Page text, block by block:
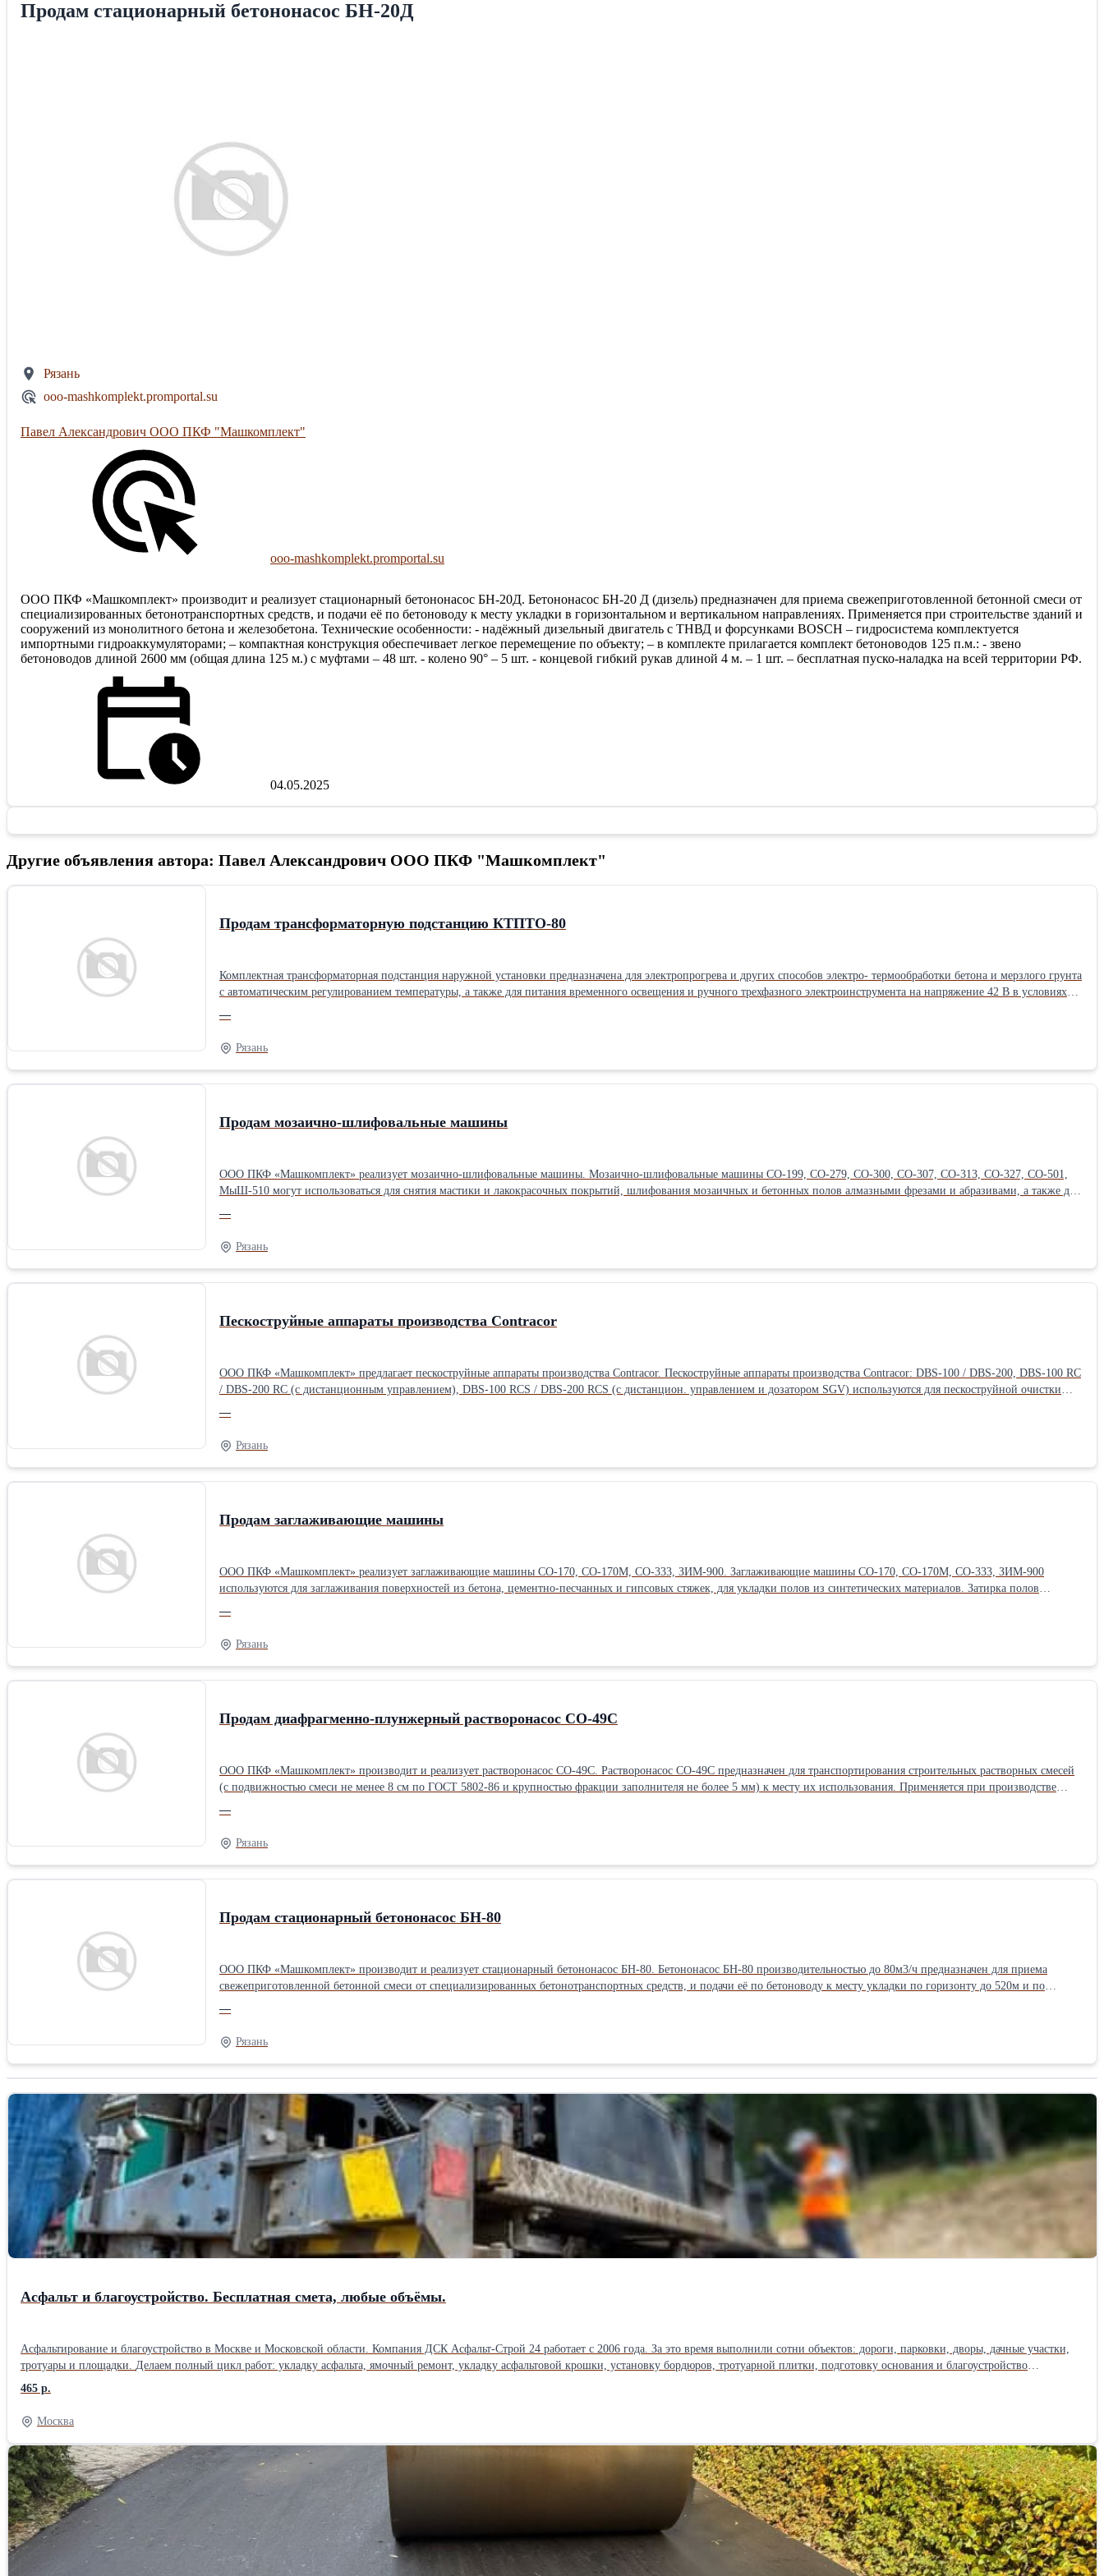
Продам стационарный бетононасос БН-20Д
Рязань
ooo-mashkomplekt.promportal.su
Павел Александрович ООО ПКФ "Машкомплект"
ooo-mashkomplekt.promportal.su
ООО ПКФ «Машкомплект» производит и реализует стационарный бетононасос БН-20Д. Бетононасос БН-20 Д (дизель) предназначен для приема свежеприготовленной бетонной смеси от
специализированных бетонотранспортных средств, и подачи её по бетоноводу к месту укладки в горизонтальном и вертикальном направлениях. Применяется при строительстве зданий и
сооружений из монолитного бетона и железобетона. Технические особенности: - надёжный дизельный двигатель с ТНВД и форсунками BOSCH – гидросистема комплектуется
импортными гидроаккумуляторами; – компактная конструкция обеспечивает легкое перемещение по объекту; – в комплекте прилагается комплект бетоноводов 125 п.м.: - звено
бетоноводов длиной 2600 мм (общая длина 125 м.) с муфтами – 48 шт. - колено 90° – 5 шт. - концевой гибкий рукав длиной 4 м. – 1 шт. – бесплатная пуско-наладка на всей территории РФ.
04.05.2025
Другие объявления автора: Павел Александрович ООО ПКФ "Машкомплект"
Продам трансформаторную подстанцию КТПТО-80
Комплектная трансформаторная подстанция наружной установки предназначена для электропрогрева и других способов электро- термообработки бетона и мерзлого грунта
с автоматическим регулированием температуры, а также для питания временного освещения и ручного трехфазного электроинструмента на напряжение 42 В в условиях
трехобмоточным трансформатором ТМТО-80/0,38 с естественным охлаждением. В КТПТО имеются блокировки, обеспечивающие безопасность работ обслуживающего
персонала. Предусмотрено питание стороннего потребителя на напряжение 380 В и ток 10 А, а также ручное, дистанционное и автоматическое управление работой
силового трансформатора. В дистанционном режиме управление осуществляется кнопочным постом, который выносится за пределы зоны электропрогрева.
—
Рязань
Продам мозаично-шлифовальные машины
ООО ПКФ «Машкомплект» реализует мозаично-шлифовальные машины. Мозаично-шлифовальные машины СО-199, СО-279, СО-300, СО-307, СО-313, СО-327, СО-501,
МыШ-510 могут использоваться для снятия мастики и лакокрасочных покрытий, шлифования мозаичных и бетонных полов алмазными фрезами и абразивами, а также для
типа. Ширина обработки за один проход в зависимости от модели варьирует от 310 до 620 мм, производительность от 17 до 52 м2/ч, мощность привода от 1,5 до 5,5 кВт.
—
Рязань
Пескоструйные аппараты производства Contracor
ООО ПКФ «Машкомплект» предлагает пескоструйные аппараты производства Contracor. Пескоструйные аппараты производства Contracor: DBS-100 / DBS-200, DBS-100 RC
/ DBS-200 RC (с дистанционным управлением), DBS-100 RCS / DBS-200 RCS (с дистанцион. управлением и дозатором SGV) используются для пескоструйной очистки
сухим песком фракцией до 3,5 мм. Стандартный комплект поставки: 100 / 200 литров бак, сито, крышка, расходный вентиль абразива, высокоэффективный фильтр влаго –
маслоотделитель CAF-3 (для предотвращения попадания в бак конденсата и масел от компрессора), удобная ревизия.Производитель: Contracor
—
Рязань
Продам заглаживающие машины
ООО ПКФ «Машкомплект» реализует заглаживающие машины СО-170, СО-170М, СО-333, ЗИМ-900. Заглаживающие машины СО-170, СО-170М, СО-333, ЗИМ-900
используются для заглаживания поверхностей из бетона, цементно-песчанных и гипсовых стяжек, для укладки полов из синтетических материалов. Затирка полов
лопасти (для придания большой прочности поверхности). Для установки оптимального угла наклона лопастей относительно пола имеется механизм регулировки. Диаметр
заглаживающего диска в зависимости от модели варьирует от 880 до 940 мм. Производительность 60-120м/ч. Потребляемая мощность от 1,0 до 3,0 кВт.
—
Рязань
Продам диафрагменно-плунжерный растворонасос СО-49С
ООО ПКФ «Машкомплект» производит и реализует растворонасос СО-49С. Растворонасос СО-49С предназначен для транспортирования строительных растворных смесей
(с подвижностью смеси не менее 8 см по ГОСТ 5802-86 и крупностью фракции заполнителя не более 5 мм) к месту их использования. Применяется при производстве
МПа. Номинальная мощность электродвигателя 4 кВт. Значение максимального рабочего давления обеспечивает дальность подачи (по горизонтали) строительного раствора
до 160 м или высоту подачи (по вертикали) до 35 м. Растворонасос СО-49С может быть укомплектован приёмным бункером с виброситом и вибратором, штукатурными
рукавами и соединениями для них.
—
Рязань
Продам стационарный бетононасос БН-80
ООО ПКФ «Машкомплект» производит и реализует стационарный бетононасос БН-80. Бетононасос БН-80 производительностью до 80м3/ч предназначен для приема
свежеприготовленной бетонной смеси от специализированных бетонотранспортных средств, и подачи её по бетоноводу к месту укладки по горизонту до 520м и по
комплектующими: - гидросистема комплектуется гидрораспределителем итальянской фирмы ATOS - дизельный двигатель Deutz F3L2011 EURO 4 - блок управления
бетононасосом немецкой фирмы Siemens - насосная станция фирмы «PSM Hydraulics» - бетонопоршни фирмы Putzmeister AG Бетононасос БН-80 комплектуется
бетоноводами 80 п.метров.
—
Рязань
Асфальт и благоустройство. Бесплатная смета, любые объёмы.
Асфальтирование и благоустройство в Москве и Московской области. Компания ДСК Асфальт-Строй 24 работает с 2006 года. За это время выполнили сотни объектов: дороги, парковки, дворы, дачные участки,
тротуары и площадки. Делаем полный цикл работ: укладку асфальта, ямочный ремонт, укладку асфальтовой крошки, установку бордюров, тротуарной плитки, подготовку основания и благоустройство
территории. Выезд специалиста и составление сметы — бесплатно. Есть собственный парк техники, поэтому не зависим от аренды и можем оперативно выходить на объект. Берём заказы любого объёма — от
небольших площадок до крупных территорий. При объёме от 1500 м2 даём скидку до 10%. Цены начинаются от 465 руб./м2. Если найдёте предложение дешевле — готовы обсудить и предложить более
выгодные условия. Работаем строго по технологиям, соблюдаем сроки и даём гарантию на покрытие. Позвоните или оставьте заявку на сайте — приедем, посмотрим объект и посчитаем стоимость без
обязательств.
465 р.
Москва